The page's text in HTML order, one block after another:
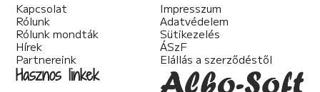
Kapcsolat
Rólunk
Rólunk mondták
Hírek
Partnereink
Impresszum
Adatvédelem
Sütikezelés
ÁSzF
Elállás a szerződéstől
Hasznos linkek